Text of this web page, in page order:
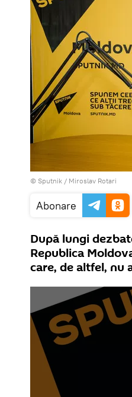
© Sputnik / Miroslav Rotari
Abonare
După lungi
Republica
care, de altfel, nu